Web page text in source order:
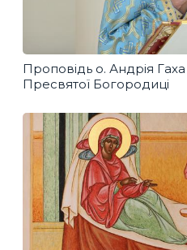
Проповідь о. Андрія Гаха
Пресвятої Богородиці